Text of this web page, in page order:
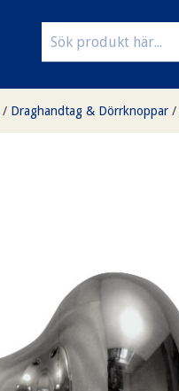
/ Draghandtag & Dörrknoppar /